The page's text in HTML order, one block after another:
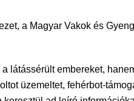
a Magyar Vakok és
látássérült embereket,
üzemeltet, fehérbot-